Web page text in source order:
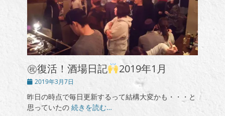
㊗︎復活！酒場日記 2019年1月
投
日
2019年3月7日
昨日の時点で毎日更新するって結構大変かも・・・と
思っていたの 続きを読む…